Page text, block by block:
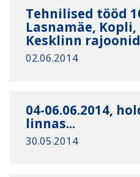
Tehnilised tööd
Lasnamäe,
Kesklinn
02.06.2014
04-06.06.2014,
linnas...
30.05.2014